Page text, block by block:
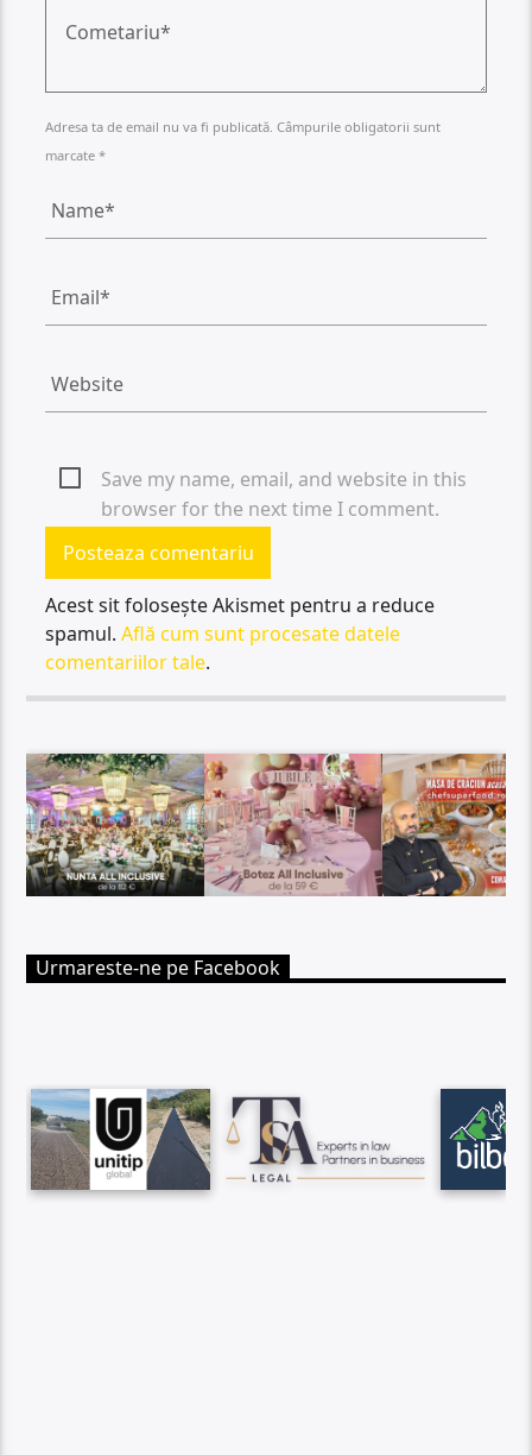
Adresa ta de email nu va fi publicată. Câmpurile obligatorii sunt
marcate *
Save my name, email, and website in this
browser for the next time I comment.
Acest sit folosește Akismet pentru a reduce
spamul.Află cum sunt procesate datele
comentariilor tale.
Urmareste-ne pe Facebook